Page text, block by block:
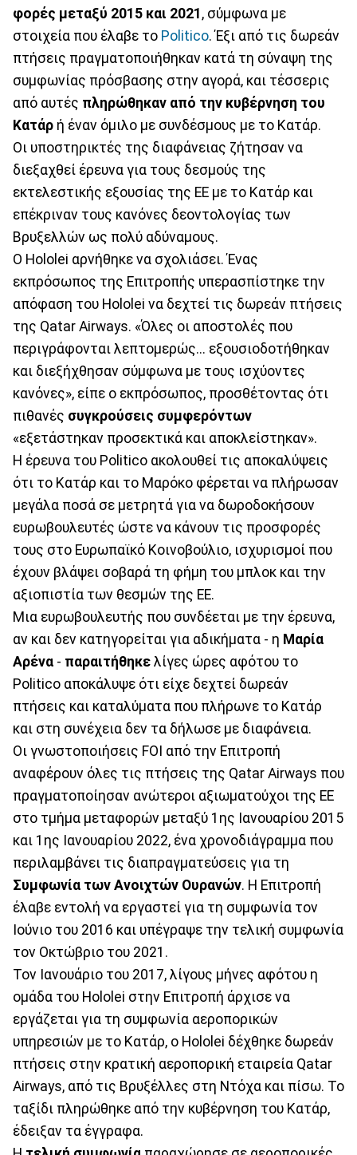
φορές μεταξύ 2015 και 2021 , σύμφωνα με
στοιχεία που έλαβε το Politico. Έξι από τις δωρεάν
πτήσεις πραγματοποιήθηκαν κατά τη σύναψη της
συμφωνίας πρόσβασης στην αγορά, και τέσσερις
από αυτές πληρώθηκαν από την κυβέρνηση του
Κατάρ ή έναν όμιλο με συνδέσμους με το Κατάρ.
Οι υποστηρικτές της διαφάνειας ζήτησαν να
διεξαχθεί έρευνα για τους δεσμούς της
εκτελεστικής εξουσίας της ΕΕ με το Κατάρ και
επέκριναν τους κανόνες δεοντολογίας των
Βρυξελλών ως πολύ αδύναμους.
Ο Hololei αρνήθηκε να σχολιάσει. Ένας
εκπρόσωπος της Επιτροπής υπερασπίστηκε την
απόφαση του Hololei να δεχτεί τις δωρεάν πτήσεις
της Qatar Airways. «Όλες οι αποστολές που
περιγράφονται λεπτομερώς... εξουσιοδοτήθηκαν
και διεξήχθησαν σύμφωνα με τους ισχύοντες
κανόνες», είπε ο εκπρόσωπος, προσθέτοντας ότι
πιθανές συγκρούσεις συμφερόντων
«εξετάστηκαν προσεκτικά και αποκλείστηκαν».
Η έρευνα του Politico ακολουθεί τις αποκαλύψεις
ότι το Κατάρ και το Μαρόκο φέρεται να πλήρωσαν
μεγάλα ποσά σε μετρητά για να δωροδοκήσουν
ευρωβουλευτές ώστε να κάνουν τις προσφορές
τους στο Ευρωπαϊκό Κοινοβούλιο, ισχυρισμοί που
έχουν βλάψει σοβαρά τη φήμη του μπλοκ και την
αξιοπιστία των θεσμών της ΕΕ.
Μια ευρωβουλευτής που συνδέεται με την έρευνα,
αν και δεν κατηγορείται για αδικήματα - η Μαρία
Αρένα - παραιτήθηκε λίγες ώρες αφότου το
Politico αποκάλυψε ότι είχε δεχτεί δωρεάν
πτήσεις και καταλύματα που πλήρωνε το Κατάρ
και στη συνέχεια δεν τα δήλωσε με διαφάνεια.
Οι γνωστοποιήσεις FOI από την Επιτροπή
αναφέρουν όλες τις πτήσεις της Qatar Airways που
πραγματοποίησαν ανώτεροι αξιωματούχοι της ΕΕ
στο τμήμα μεταφορών μεταξύ 1ης Ιανουαρίου 2015
και 1ης Ιανουαρίου 2022, ένα χρονοδιάγραμμα που
περιλαμβάνει τις διαπραγματεύσεις για τη
Συμφωνία των Ανοιχτών Ουρανών. Η Επιτροπή
έλαβε εντολή να εργαστεί για τη συμφωνία τον
Ιούνιο του 2016 και υπέγραψε την τελική συμφωνία
τον Οκτώβριο του 2021.
Τον Ιανουάριο του 2017, λίγους μήνες αφότου η
ομάδα του Hololei στην Επιτροπή άρχισε να
εργάζεται για τη συμφωνία αεροπορικών
υπηρεσιών με το Κατάρ, ο Hololei δέχθηκε δωρεάν
πτήσεις στην κρατική αεροπορική εταιρεία Qatar
Airways, από τις Βρυξέλλες στη Ντόχα και πίσω. Το
ταξίδι πληρώθηκε από την κυβέρνηση του Κατάρ,
έδειξαν τα έγγραφα.